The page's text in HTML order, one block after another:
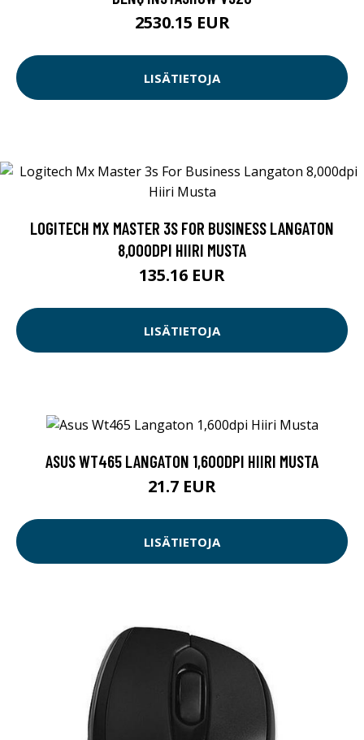
2530.15 EUR
LISÄTIETOJA
LOGITECH MX MASTER 3S FOR BUSINESS LANGATON
8,000DPI HIIRI MUSTA
135.16 EUR
LISÄTIETOJA
ASUS WT465 LANGATON 1,600DPI HIIRI MUSTA
21.7 EUR
LISÄTIETOJA